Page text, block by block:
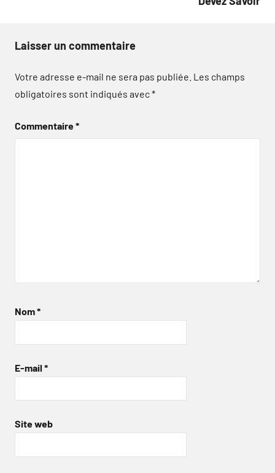
Laisser un commentaire
Votre adresse e-mail ne sera pas publiée. Les champs
obligatoires sont indiqués avec*
Commentaire*
Nom*
E-mail *
Site web